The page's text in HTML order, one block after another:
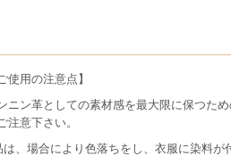
使用の注意点】
ニン革としての素材感を最大限に保つた
注意下さい。
、場合により色落ちをし、衣服に染料